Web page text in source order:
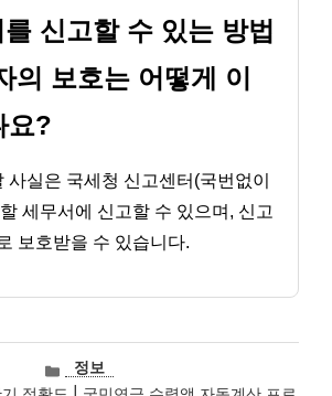
신고할 수 있는 방법
의 보호는 어떻게 이
요?
사실은 국세청 신고센터(국번없이
세무서에 신고할 수 있으며, 신고
보호받을 수 있습니다.
카
테
정보